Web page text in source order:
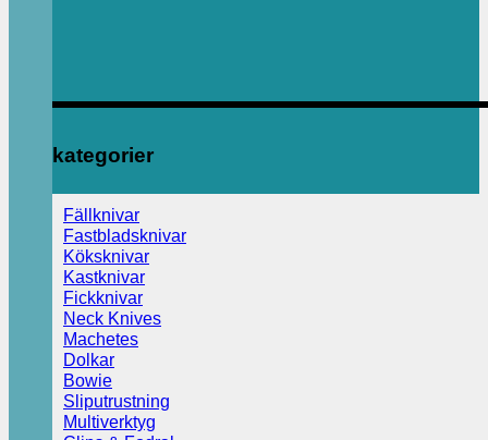
kategorier
Fällknivar
Fastbladsknivar
Köksknivar
Kastknivar
Fickknivar
Neck Knives
Machetes
Dolkar
Bowie
Sliputrustning
Multiverktyg